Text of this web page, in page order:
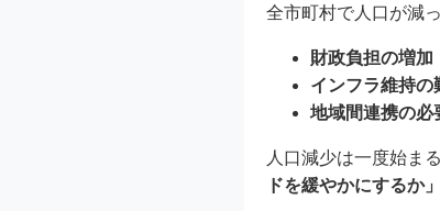
全市町村で人口が減
財政負担の増加
インフラ維持の
地域間連携の必
人口減少は一度始ま
ドを緩やかにするか」